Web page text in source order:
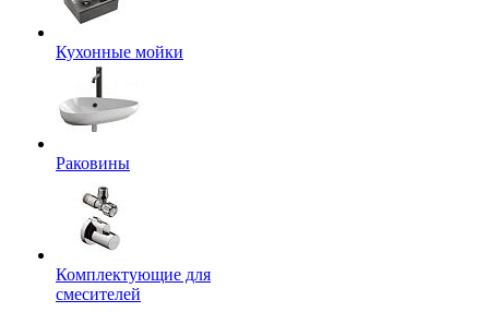
Кухонные мойки
Раковины
Комплектующие для
смесителей